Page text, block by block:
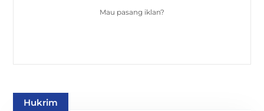
Mau pasang iklan?
Hukrim